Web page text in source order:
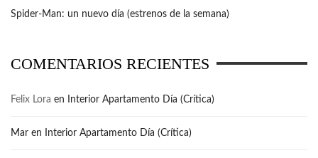
Spider-Man: un nuevo día (estrenos de la semana)
COMENTARIOS RECIENTES
Felix Lora en Interior Apartamento Día (Crítica)
Mar en Interior Apartamento Día (Crítica)